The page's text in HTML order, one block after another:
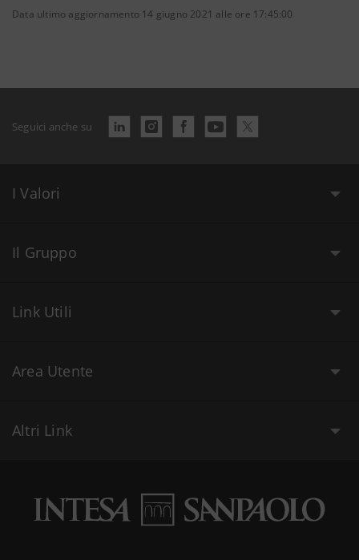
Data ultimo aggiornamento 14 giugno 2021 alle ore 17:45:00
Seguici anche su
I Valori
Il Gruppo
Link Utili
Area Utente
Altri Link